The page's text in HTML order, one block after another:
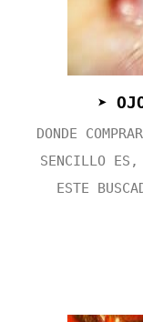
➤
DONDE
SENCILLO ES,
ESTE